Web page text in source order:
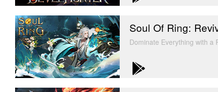
Soul Of Ring:
Dominate Everything with a